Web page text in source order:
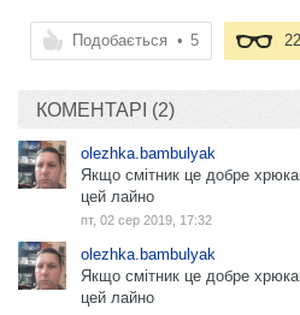
Подобається • 5
КОМЕНТАРІ (2)
olezhka.bambulyak
Якщо смітник це добре
цей лайно
пт, 02 сер 2019, 17:32
olezhka.bambulyak
Якщо смітник це добре
цей лайно